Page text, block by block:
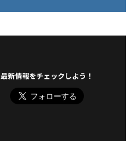
最新情報をチェックしよう！